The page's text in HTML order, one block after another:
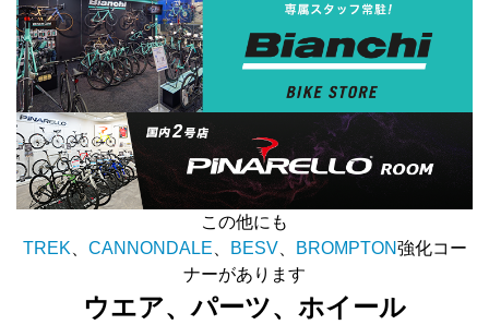
この他にも
TREK
CANNONDALE BESV、 BROMPTON強化コー
ナーがあります
ウエア、パーツ、ホイール